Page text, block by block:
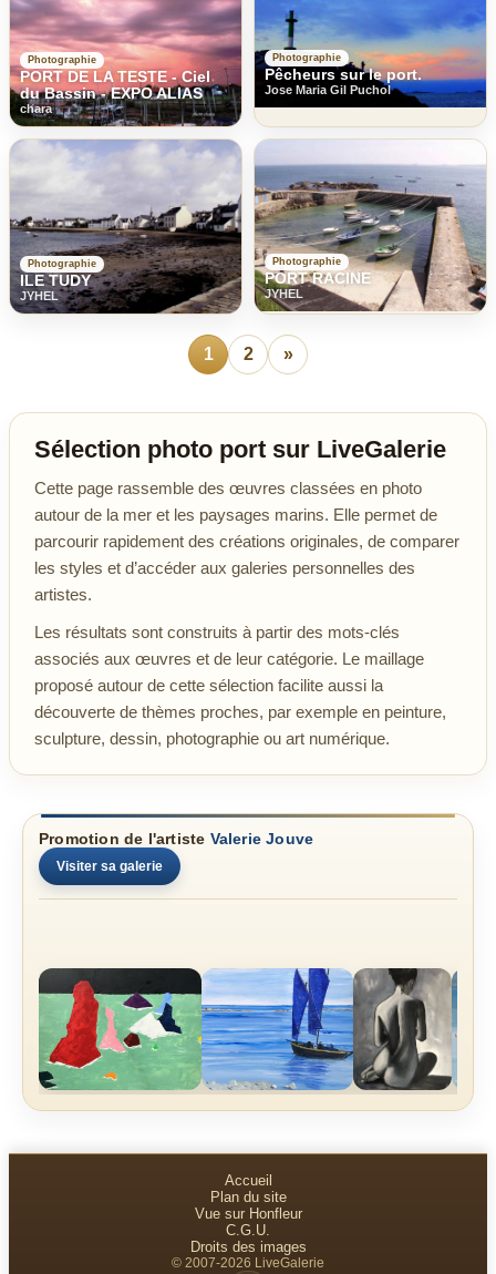
Photographie
PORT DE LA TESTE - Ciel
du Bassin - EXPO ALIAS
chara
Photographie
Pêcheurs sur le port.
Jose Maria Gil Puchol
Photographie
ILE TUDY
JYHEL
Photographie
PORT RACINE
JYHEL
1 2 »
Sélection photo port sur LiveGalerie
Cette page rassemble des œuvres classées en photo
autour de la mer et les paysages marins. Elle permet de
parcourir rapidement des créations originales, de comparer
les styles et d’accéder aux galeries personnelles des
artistes.
Les résultats sont construits à partir des mots-clés
associés aux œuvres et de leur catégorie. Le maillage
proposé autour de cette sélection facilite aussi la
découverte de thèmes proches, par exemple en peinture,
sculpture, dessin, photographie ou art numérique.
Promotion de l'artiste Valerie Jouve
Visiter sa galerie
Accueil
Plan du site
Vue sur Honfleur
C.G.U.
Droits des images
© 2007-2026 LiveGalerie